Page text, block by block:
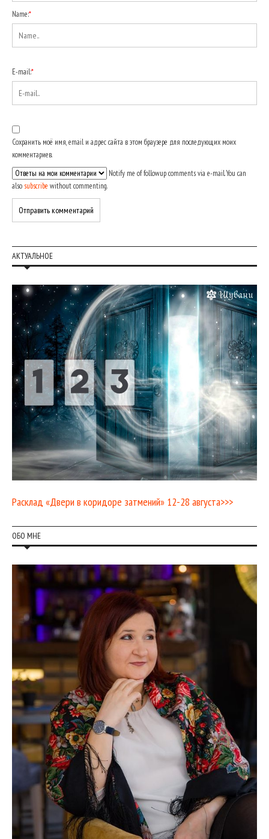
Name:*
E-mail:*
Сохранить моё имя, email и адрес сайта в этом браузере для последующих моих
комментариев.
Notify me of followup comments via e-mail. You can
also subscribe without commenting.
АКТУАЛЬНОЕ
Расклад «Двери в коридоре затмений» 12-28 августа>>>
ОБО МНЕ